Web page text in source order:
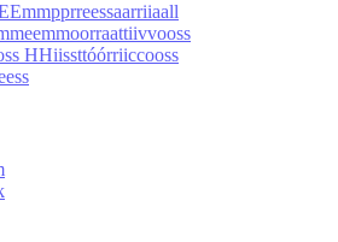
Emmpprreessaarriiaall
meemmoorraattiivvooss
ss HHiissttóórriiccooss
ess